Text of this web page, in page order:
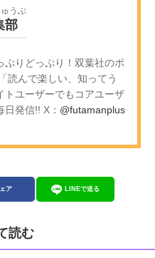
うぶ
部
ぷりどっぷり！双葉社のポ
読んで楽しい、知ってう
トユーザーでもコアユーザ
発信!! X： @futamanplus
ア LINEで送る
読む